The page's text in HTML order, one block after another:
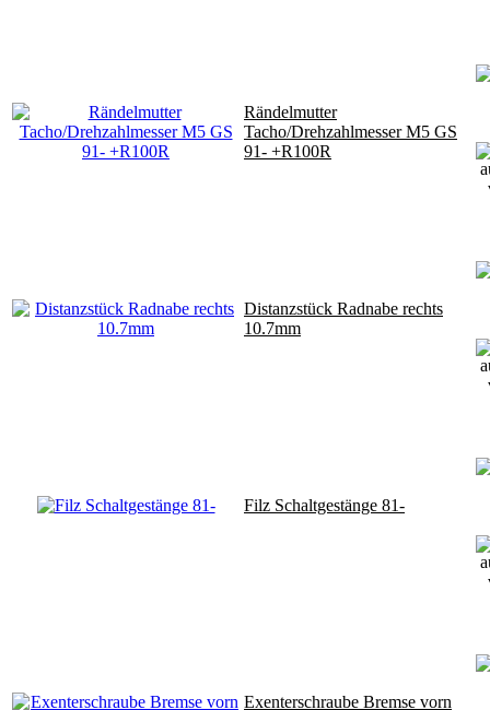
Rändelmutter
Tacho/Drehzahlmesser M5 GS
91- +R100R
Distanzstück Radnabe rechts
10.7mm
Filz Schaltgestänge 81-
Exenterschraube Bremse vorn